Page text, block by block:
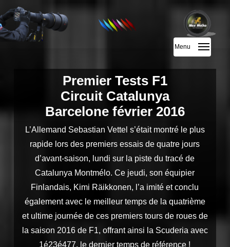
Skip
to
main
Menu
Premier Tests F1
Circuit Catalunya
Barcelone février 2016
L’Allemand Sebastian Vettel s’était montré le plus
rapide lors des premiers essais de quatre jours
d’avant-saison, lundi sur la piste du tracé de
Catalunya Montmélo. Ce jeudi, son équipier
Finlandais, Kimi Räikkonen, l’a imité et conclu
également avec le meilleur temps de la quatrième
et ultime journée de ces premiers tours de roues de
la saison 2016 de F1, offrant ainsi la Scuderia avec
1é23é477, le dernier temps de référence !